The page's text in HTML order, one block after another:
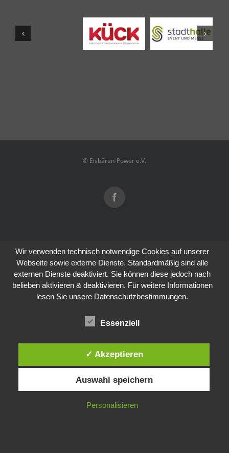
© Eisbären-Power e.V.
Wir verwenden technisch notwendige Cookies auf unserer
Webseite sowie externe Dienste. Standardmäßig sind alle
externen Dienste deaktiviert. Sie können diese jedoch nach
belieben aktivieren & deaktivieren. Für weitere Informationen
lesen Sie unsere Datenschutzbestimmungen.
Essenziell
✓ Akzeptieren
Auswahl speichern
Personalisieren